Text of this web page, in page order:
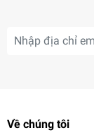
Về chúng tôi